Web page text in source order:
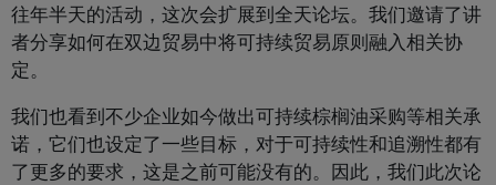
往年半天的活动，这次会扩展到全天论坛。我们邀请了讲
者分享如何在双边贸易中将可持续贸易原则融入相关协
定。
我们也看到不少企业如今做出可持续棕榈油采购等相关承
诺，它们也设定了一些目标，对于可持续性和追溯性都有
了更多的要求，这是之前可能没有的。因此，我们此次论